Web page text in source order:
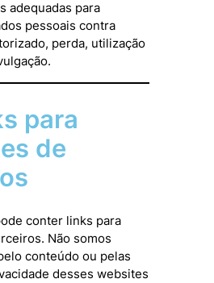
adequadas para
pessoais contra
perda, utilização
para
de
conter links para
Não somos
conteúdo ou pelas
desses websites